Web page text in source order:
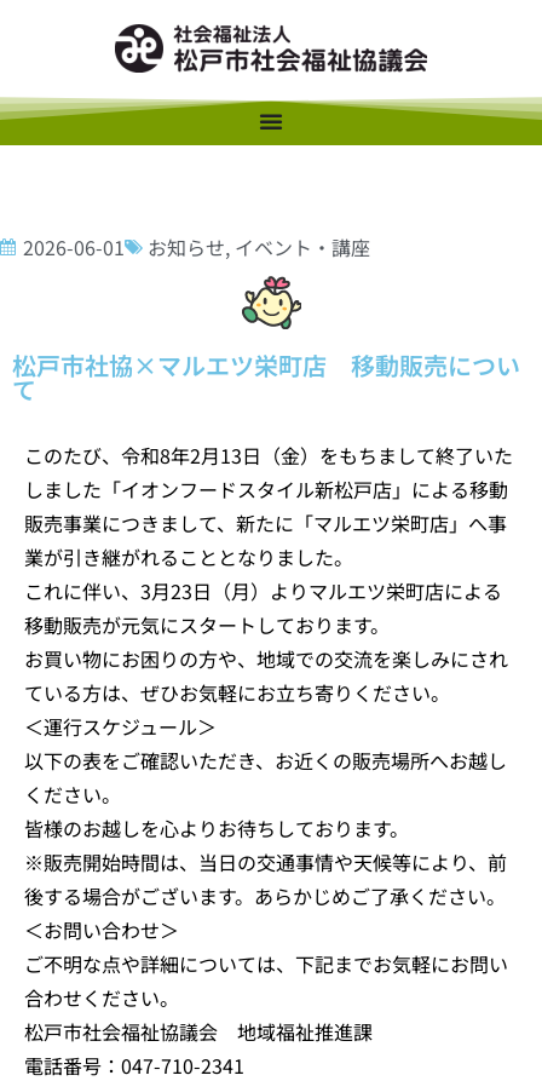
2026-06-01 お知らせ, イベント・講座
松戸市社協×マルエツ栄町店 移動販売につい
て
このたび、令和8年2月13日（金）をもちまして終了いた
しました「イオンフードスタイル新松戸店」による移動
販売事業につきまして、新たに「マルエツ栄町店」へ事
業が引き継がれることとなりました。
これに伴い、3月23日（月）よりマルエツ栄町店による
移動販売が元気にスタートしております。
お買い物にお困りの方や、地域での交流を楽しみにされ
ている方は、ぜひお気軽にお立ち寄りください。
＜運行スケジュール＞
以下の表をご確認いただき、お近くの販売場所へお越し
ください。
皆様のお越しを心よりお待ちしております。
※販売開始時間は、当日の交通事情や天候等により、前
後する場合がございます。あらかじめご了承ください。
＜お問い合わせ＞
ご不明な点や詳細については、下記までお気軽にお問い
合わせください。
松戸市社会福祉協議会 地域福祉推進課
電話番号：047-710-2341